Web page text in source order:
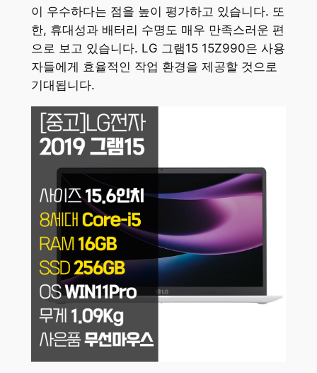
이 우수하다는 점을 높이 평가하고 있습니다. 또
한, 휴대성과 배터리 수명도 매우 만족스러운 편
으로 보고 있습니다. LG 그램15 15Z990은 사용
자들에게 효율적인 작업 환경을 제공할 것으로
기대됩니다.